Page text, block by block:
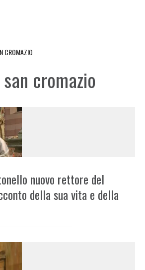
CROMAZIO
cromazio
nuovo rettore del
della sua vita e della